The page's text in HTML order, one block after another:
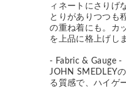
ィネートにさりげ
とりがありつつも
の重ね着にも。カ
を上品に格上げし
- Fabric & Gauge -
JOHN SMEDLEY
る質感で、ハイゲ